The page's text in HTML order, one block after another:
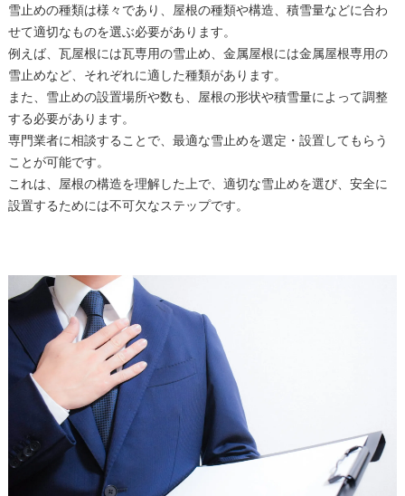
雪止めの種類は様々であり、屋根の種類や構造、積雪量などに合わ
せて適切なものを選ぶ必要があります。
例えば、瓦屋根には瓦専用の雪止め、金属屋根には金属屋根専用の
雪止めなど、それぞれに適した種類があります。
また、雪止めの設置場所や数も、屋根の形状や積雪量によって調整
する必要があります。
専門業者に相談することで、最適な雪止めを選定・設置してもらう
ことが可能です。
これは、屋根の構造を理解した上で、適切な雪止めを選び、安全に
設置するためには不可欠なステップです。